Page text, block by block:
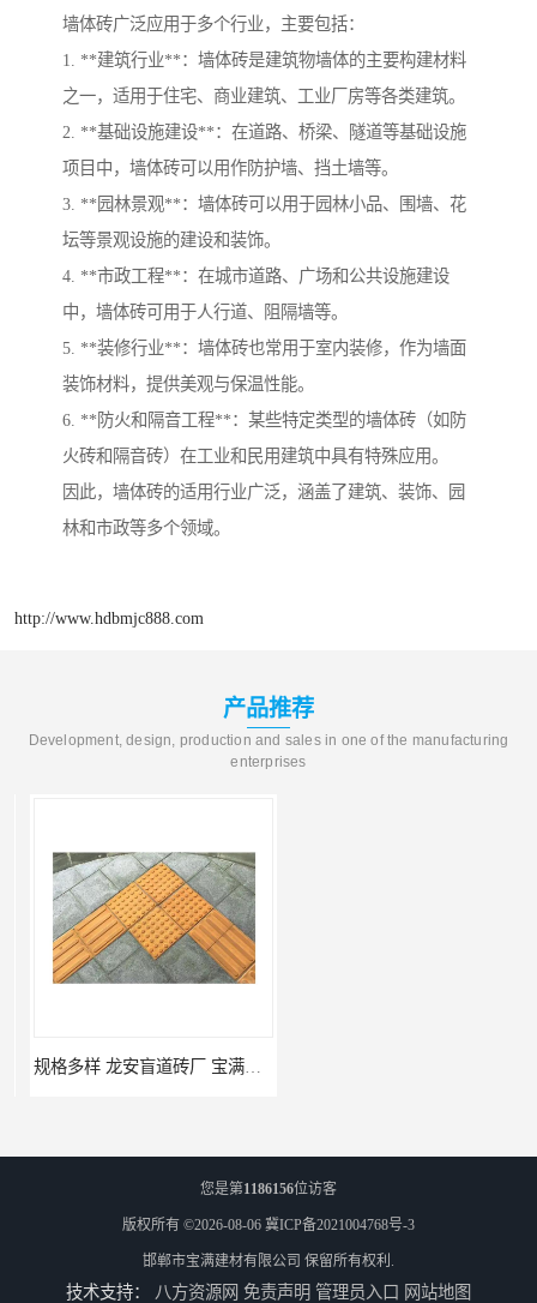
墙体砖广泛应用于多个行业，主要包括：
1. **建筑行业**：墙体砖是建筑物墙体的主要构建材料
之一，适用于住宅、商业建筑、工业厂房等各类建筑。
2. **基础设施建设**：在道路、桥梁、隧道等基础设施
项目中，墙体砖可以用作防护墙、挡土墙等。
3. **园林景观**：墙体砖可以用于园林小品、围墙、花
坛等景观设施的建设和装饰。
4. **市政工程**：在城市道路、广场和公共设施建设
中，墙体砖可用于人行道、阻隔墙等。
5. **装修行业**：墙体砖也常用于室内装修，作为墙面
装饰材料，提供美观与保温性能。
6. **防火和隔音工程**：某些特定类型的墙体砖（如防
火砖和隔音砖）在工业和民用建筑中具有特殊应用。
因此，墙体砖的适用行业广泛，涵盖了建筑、装饰、园
林和市政等多个领域。
http://www.hdbmjc888.com
产品推荐
Development, design, production and sales in one of the manufacturing
enterprises
规格多样 龙安盲道砖厂 宝满建材
您是第1186156位访客
版权所有 ©2026-08-06 冀ICP备2021004768号-3
邯郸市宝满建材有限公司 保留所有权利.
技术支持： 八方资源网 免责声明 管理员入口 网站地图